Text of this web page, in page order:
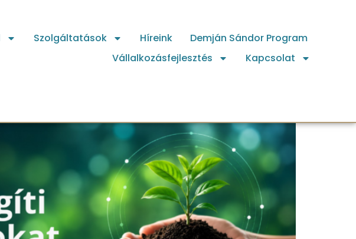
Szolgáltatások Híreink
Demján Sándor Program
Vállalkozásfejlesztés
Kapcsolat